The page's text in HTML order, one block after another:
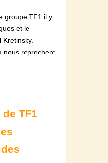
groupe TF1 il y
et le
Kretinsky.
nous reprochent
TF1